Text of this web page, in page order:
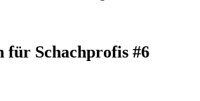
für Schachprofis #6